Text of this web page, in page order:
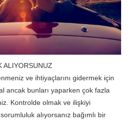
ALIYORSUNUZ
ve ihtiyaçlarını gidermek için
ancak bunları yaparken çok fazla
Kontrolde olmak ve ilişkiyi
alıyorsanız bağımlı bir